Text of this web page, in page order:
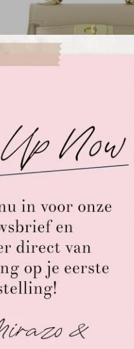
Grace palmellato handtas - taupe
€59,95